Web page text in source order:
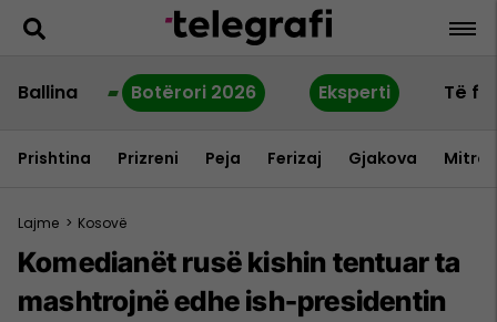
Ballina Botërori 2026 Eksperti Të
Prishtina Prizreni Peja Ferizaj Gjakova
Lajme > Kosovë
Komedianët rusë kishin tentuar ta
mashtrojnë edhe ish-presidentin